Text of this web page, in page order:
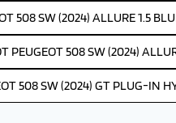
508 SW (2024) ALLURE 1.5
PEUGEOT 508 SW (2024)
508 SW (2024) GT PLUG-IN